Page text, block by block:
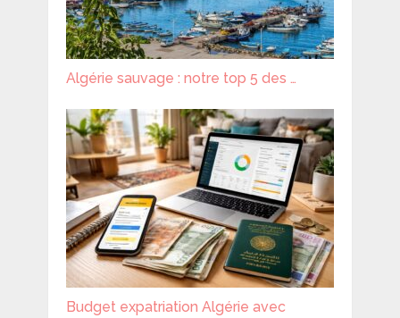
Algérie sauvage : notre top 5 des …
Budget expatriation Algérie avec